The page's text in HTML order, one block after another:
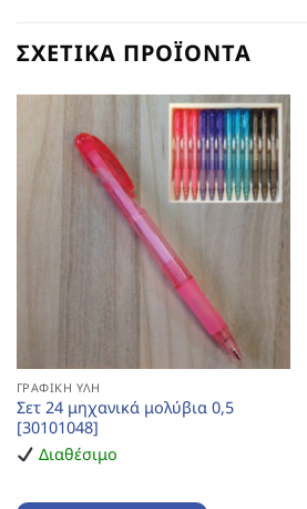
ΣΧΕΤΙΚΆ ΠΡΟΪΌΝΤΑ
ΓΡΑΦΙΚΉ ΎΛΗ
Σετ 24 μηχανικά μολύβια 0,5
[30101048]
Διαθέσιμο